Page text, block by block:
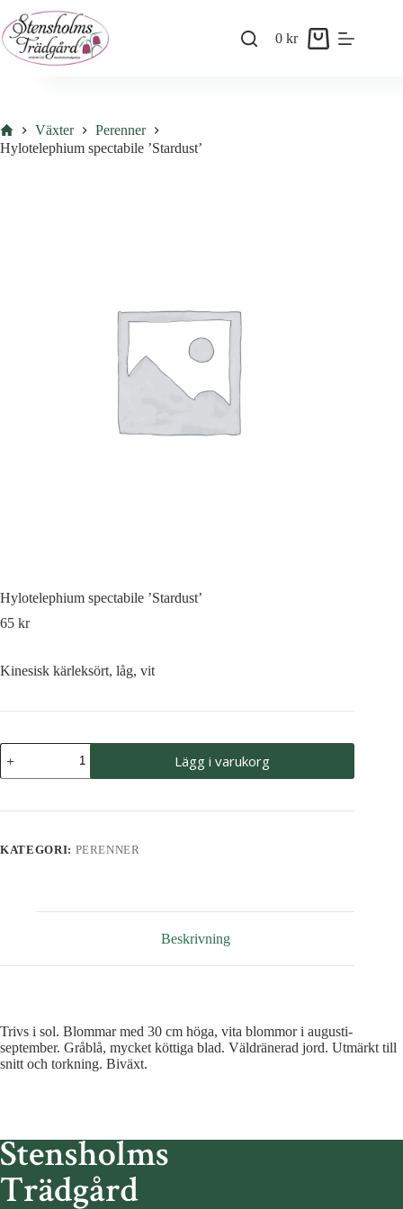
to
content
Shopping
0kr
HemVäxter
Perenner
Hylotelephium spectabile ’Stardust’
Hylotelephium spectabile ’Stardust’
65 kr
Kinesisk kärleksört, låg, vit
Hylotelephium
spectabile
'Stardust'
Lägg i varukorg
KATEGORI: PERENNER
Beskrivning
Trivs i sol. Blommar med 30 cm höga, vita blommor i augusti-
september. Gråblå, mycket köttiga blad. Väldränerad jord. Utmärkt till
snitt och torkning. Biväxt.